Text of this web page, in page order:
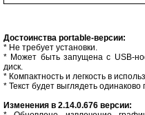
Достоинства portable-версии:
* Не требует установки.
* Может быть запущена с USB-
диск.
* Компактность и легкость в
* Текст будет выглядеть
Изменения в 2.14.0.676 версии: